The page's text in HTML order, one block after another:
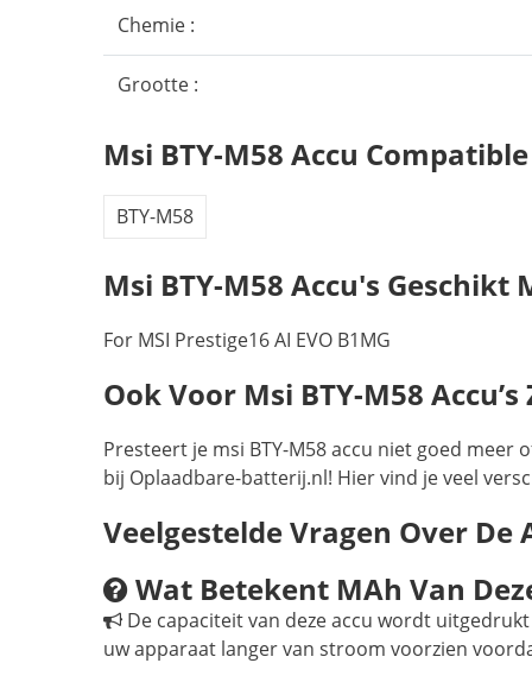
Chemie :
Grootte :
Msi BTY-M58 Accu
BTY-M58
Msi BTY-M58 Accu's Geschikt
For MSI Prestige16 AI EVO B1MG
Ook Voor Msi BTY-M58
Presteert je msi BTY-M58 accu niet goed meer
bij Oplaadbare-batterij.nl! Hier vind je veel
Veelgestelde Vragen Over De
Wat Betekent MAh Van
De capaciteit van deze accu wordt
uw apparaat langer van stroom voorzien